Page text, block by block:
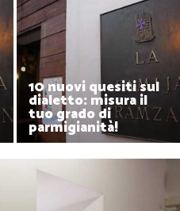
10 nuovi quesiti sul
dialetto: misura il
tuo grado di
parmigianità!